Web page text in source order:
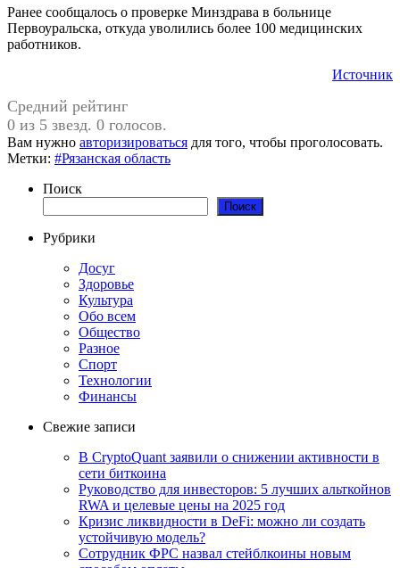
Ранее сообщалось о проверке Минздрава в больнице
Первоуральска, откуда уволились более 100 медицинских
работников.
Источник
Средний рейтинг
0 из 5 звезд. 0 голосов.
Вам нужно авторизироваться для того, чтобы проголосовать.
Метки: #Рязанская область
Поиск
Поиск
Рубрики
Досуг
Здоровье
Культура
Обо всем
Общество
Разное
Спорт
Технологии
Финансы
Свежие записи
В CryptoQuant заявили о снижении активности в
сети биткоина
Руководство для инвесторов: 5 лучших альткойнов
RWA и целевые цены на 2025 год
Кризис ликвидности в DeFi: можно ли создать
устойчивую модель?
Сотрудник ФРС назвал стейблкоины новым